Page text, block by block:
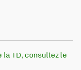
la TD, consultez le